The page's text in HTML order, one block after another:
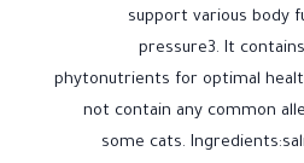
support various body
pressure3. It
phytonutrients for optimal
not contain any common
some cats.